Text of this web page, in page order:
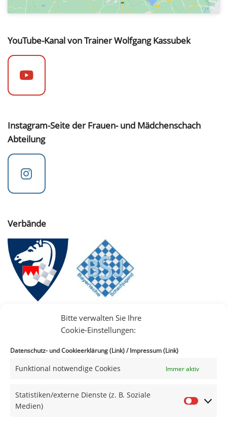
Bitte verwalten Sie Ihre
Cookie-Einstellungen:
Datenschutz- und Cookieerklärung (Link)/Impressum (Link)
Funktional notwendige Cookies Immer aktiv
Statistiken/externe Dienste (z. B. Soziale
Medien)
YouTube-Kanal von Trainer Wolfgang Kassubek
Instagram-Seite der Frauen- und Mädchenschach
Abteilung
Verbände